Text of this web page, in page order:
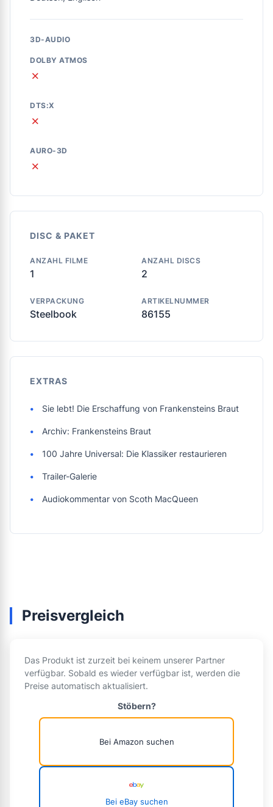
3D-AUDIO
DOLBY ATMOS
✗
DTS:X
✗
AURO-3D
✗
DISC & PAKET
ANZAHL FILME
1
ANZAHL DISCS
2
VERPACKUNG
Steelbook
ARTIKELNUMMER
86155
EXTRAS
Sie lebt! Die Erschaffung von Frankensteins Braut
Archiv: Frankensteins Braut
100 Jahre Universal: Die Klassiker restaurieren
Trailer-Galerie
Audiokommentar von Scoth MacQueen
Preisvergleich
Das Produkt ist zurzeit bei keinem unserer Partner
verfügbar. Sobald es wieder verfügbar ist, werden die
Preise automatisch aktualisiert.
Stöbern?
Bei Amazon suchen
Bei eBay suchen